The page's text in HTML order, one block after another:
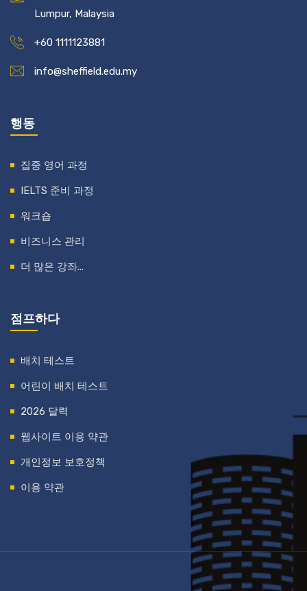
Lumpur, Malaysia
+60 1111123881
info@sheffield.edu.my
행동
집중 영어 과정
IELTS 준비 과정
워크숍
비즈니스 관리
더 많은 강좌...
점프하다
배치 테스트
어린이 배치 테스트
2026 달력
웹사이트 이용 약관
개인정보 보호정책
이용 약관